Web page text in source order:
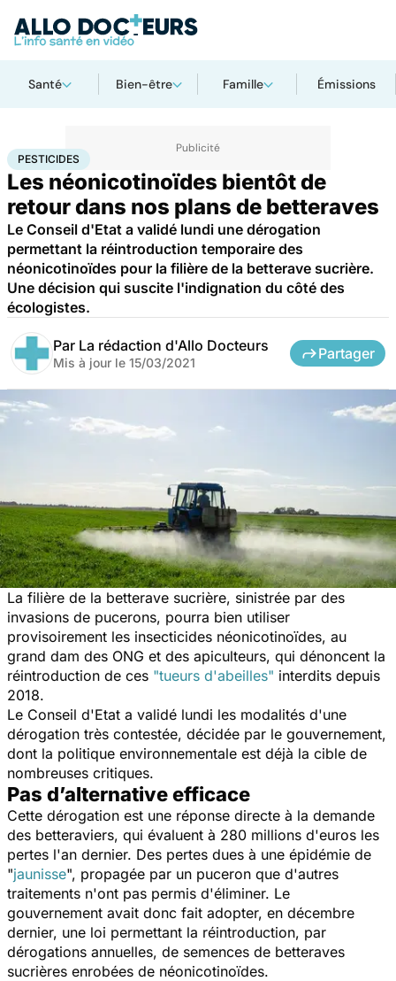
Santé Bien-être Famille Émissions
AccueilSanté Pesticides
PESTICIDES
Les néonicotinoïdes bientôt de
retour dans nos plans de betteraves
Le Conseil d'Etat a validé lundi une dérogation
permettant la réintroduction temporaire des
néonicotinoïdes pour la filière de la betterave sucrière.
Une décision qui suscite l'indignation du côté des
écologistes.
Par La rédaction d'Allo Docteurs
Mis à jour le 15/03/2021
Partager
La filière de la betterave sucrière, sinistrée par des
invasions de pucerons, pourra bien utiliser
provisoirement les insecticides néonicotinoïdes, au
grand dam des ONG et des apiculteurs, qui dénoncent la
réintroduction de ces "tueurs d'abeilles" interdits depuis
2018.
Le Conseil d'Etat a validé lundi les modalités d'une
dérogation très contestée, décidée par le gouvernement,
dont la politique environnementale est déjà la cible de
nombreuses critiques.
Pas d’alternative efficace
Cette dérogation est une réponse directe à la demande
des betteraviers, qui évaluent à 280 millions d'euros les
pertes l'an dernier. Des pertes dues à une épidémie de
"jaunisse", propagée par un puceron que d'autres
traitements n'ont pas permis d'éliminer. Le
gouvernement avait donc fait adopter, en décembre
dernier, une loi permettant la réintroduction, par
dérogations annuelles, de semences de betteraves
sucrières enrobées de néonicotinoïdes.